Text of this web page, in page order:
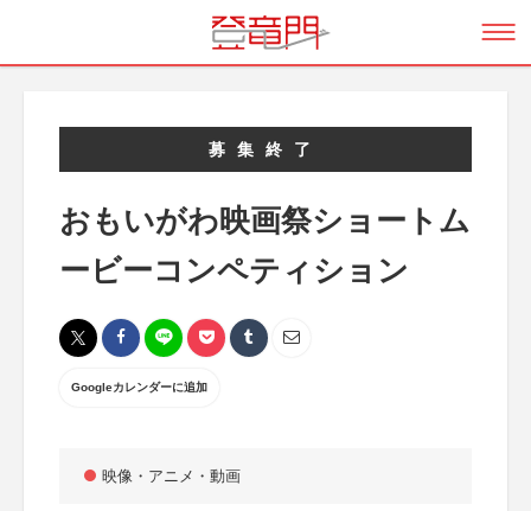
募集終了
おもいがわ映画祭ショートム
ービーコンペティション
Googleカレンダーに追加
映像・アニメ・動画